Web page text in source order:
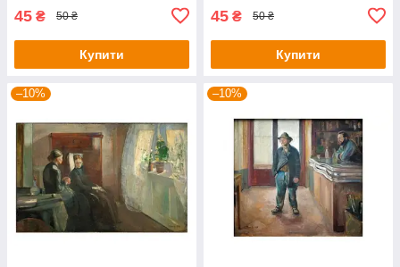
45 ₴ 50 ₴
Купити
45 ₴ 50 ₴
Купити
–10% –10%